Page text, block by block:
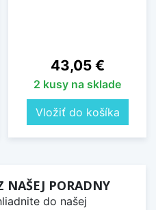
Cena
43,05 €
2 kusy na sklade
Vložiť do košíka
NAŠEJ PORADNY
do našej